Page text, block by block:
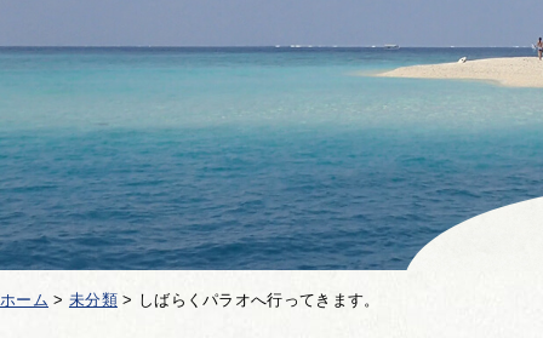
ホーム > 未分類> しばらくパラオへ行ってきます。